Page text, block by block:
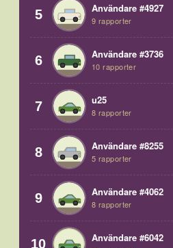
5 Användare #4927
9 rapporter
6 Användare #3736
10 rapporter
7 u25
8 rapporter
8 Användare #8255
5 rapporter
9 Användare #4062
8 rapporter
10 Användare #6042